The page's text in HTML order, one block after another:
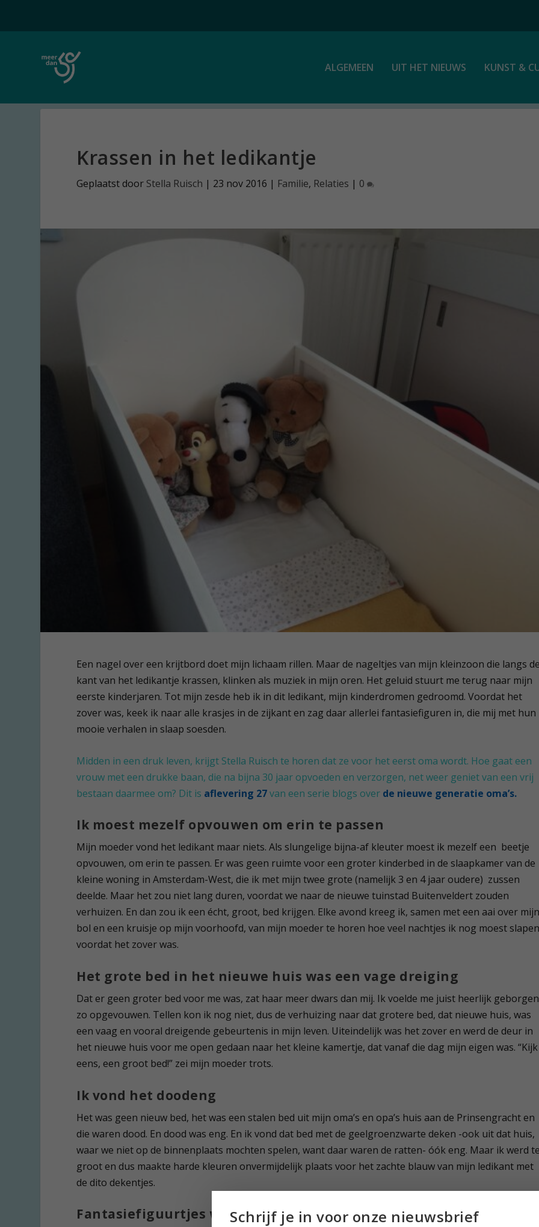
ALGEMEEN UIT HET NIEUWS KUNST &
Krassen in het ledikantje
Geplaatst door Stella Ruisch | 23 nov 2016 | Familie, Relaties | 0
Een nagel over een krijtbord doet mijn lichaam rillen. Maar de nageltjes van mijn kleinzoon die langs
kant van het ledikantje krassen, klinken als muziek in mijn oren. Het geluid stuurt me terug naar mijn
eerste kinderjaren. Tot mijn zesde heb ik in dit ledikant, mijn kinderdromen gedroomd. Voordat het
zover was, keek ik naar alle krasjes in de zijkant en zag daar allerlei fantasiefiguren in, die mij met hun
mooie verhalen in slaap soesden.
Midden in een druk leven, krijgt Stella Ruisch te horen dat ze voor het eerst oma wordt. Hoe gaat een
vrouw met een drukke baan, die na bijna 30 jaar opvoeden en verzorgen, net weer geniet van een vrij
bestaan daarmee om? Dit is aflevering 27van een serie blogs over de nieuwe generatie oma’s.
Ik moest mezelf opvouwen om erin te passen
Mijn moeder vond het ledikant maar niets. Als slungelige bijna-af kleuter moest ik mezelf een beetje
opvouwen, om erin te passen. Er was geen ruimte voor een groter kinderbed in de slaapkamer van de
kleine woning in Amsterdam-West, die ik met mijn twee grote (namelijk 3 en 4 jaar oudere) zussen
deelde. Maar het zou niet lang duren, voordat we naar de nieuwe tuinstad Buitenveldert zouden
verhuizen. En dan zou ik een écht, groot, bed krijgen. Elke avond kreeg ik, samen met een aai over
bol en een kruisje op mijn voorhoofd, van mijn moeder te horen hoe veel nachtjes ik nog moest
voordat het zover was.
Het grote bed in het nieuwe huis was een vage dreiging
Dat er geen groter bed voor me was, zat haar meer dwars dan mij. Ik voelde me juist heerlijk
zo opgevouwen. Tellen kon ik nog niet, dus de verhuizing naar dat grotere bed, dat nieuwe huis, was
een vaag en vooral dreigende gebeurtenis in mijn leven. Uiteindelijk was het zover en werd de deur in
het nieuwe huis voor me open gedaan naar het kleine kamertje, dat vanaf die dag mijn eigen was. “Kijk
eens, een groot bed!” zei mijn moeder trots.
Ik vond het doodeng
Het was geen nieuw bed, het was een stalen bed uit mijn oma’s en opa’s huis aan de Prinsengracht en
die waren dood. En dood was eng. En ik vond dat bed met de geelgroenzwarte deken -ook uit dat huis,
waar we niet op de binnenplaats mochten spelen, want daar waren de ratten- óók eng. Maar ik werd
groot en dus maakte harde kleuren onvermijdelijk plaats voor het zachte blauw van mijn ledikant met
de dito dekentjes.
Fantasiefiguurtjes werden hagelwitSchrijf je in voor onze nieuwsbrief